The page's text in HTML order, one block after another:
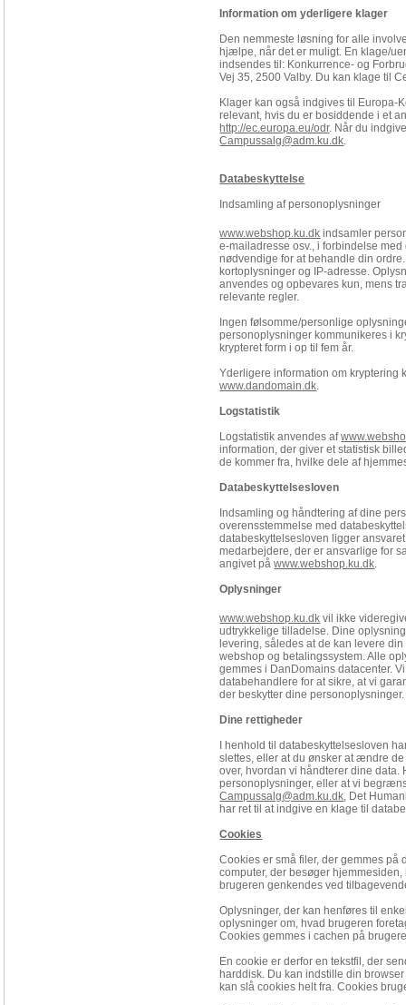
Information om yderligere klager
Den nemmeste løsning for alle
hjælpe, når det er muligt. En klage/
indsendes til: Konkurrence- og
Vej 35, 2500 Valby. Du kan klage til
Klager kan også indgives til
relevant, hvis du er bosiddende i et
http://ec.europa.eu/odr. Når du
Campussalg@adm.ku.dk.
Databeskyttelse
Indsamling af personoplysninger
www.webshop.ku.dk indsamler
e-mailadresse osv., i forbindelse
nødvendige for at behandle din
kortoplysninger og IP-adresse.
anvendes og opbevares kun, mens
relevante regler.
Ingen følsomme/personlige
personoplysninger kommunikeres i
krypteret form i op til fem år.
Yderligere information om kryptering
www.dandomain.dk.
Logstatistik
Logstatistik anvendes af
information, der giver et statistisk
de kommer fra, hvilke dele af
Databeskyttelsesloven
Indsamling og håndtering af dine
overensstemmelse med
databeskyttelsesloven ligger
medarbejdere, der er ansvarlige for
angivet påwww.webshop.ku.dk.
Oplysninger
www.webshop.ku.dk vil ikke
udtrykkelige tilladelse. Dine
levering, således at de kan levere
webshop og betalingssystem. Alle
gemmes i DanDomains datacenter.
databehandlere for at sikre, at vi
der beskytter dine
Dine rettigheder
I henhold til databeskyttelsesloven
slettes, eller at du ønsker at ændre
over, hvordan vi håndterer dine
personoplysninger, eller at vi
Campussalg@adm.ku.dk, Det
har ret til at indgive en klage til
Cookies
Cookies er små filer, der gemmes på
computer, der besøger
brugeren genkendes ved
Oplysninger, der kan henføres til
oplysninger om, hvad brugeren
Cookies gemmes i cachen på
En cookie er derfor en tekstfil, der
harddisk. Du kan indstille din
kan slå cookies helt fra. Cookies